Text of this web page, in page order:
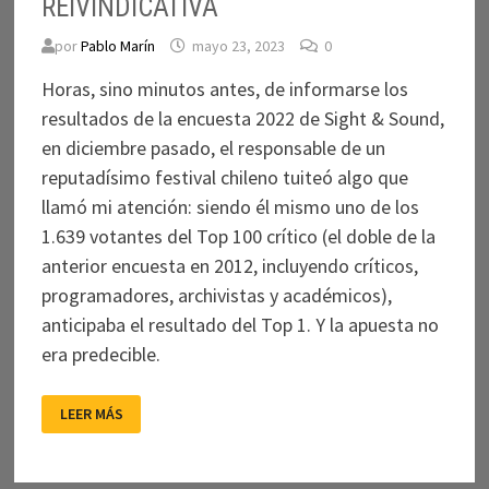
REIVINDICATIVA
porPablo Marín mayo 23, 2023 0
Horas, sino minutos antes, de informarse los
resultados de la encuesta 2022 de Sight & Sound,
en diciembre pasado, el responsable de un
reputadísimo festival chileno tuiteó algo que
llamó mi atención: siendo él mismo uno de los
1.639 votantes del Top 100 crítico (el doble de la
anterior encuesta en 2012, incluyendo críticos,
programadores, archivistas y académicos),
anticipaba el resultado del Top 1. Y la apuesta no
era predecible.
EL
TRIUNFO
DE
REIVINDICATIVA
LEER MÁS